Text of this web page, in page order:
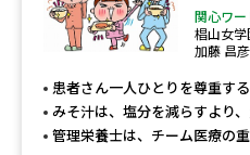
関心ワ
椙山女
加藤 昌
患者さん一人ひとりを尊重する
みそ汁は、塩分を減らすより
管理栄養士は、チーム医療の